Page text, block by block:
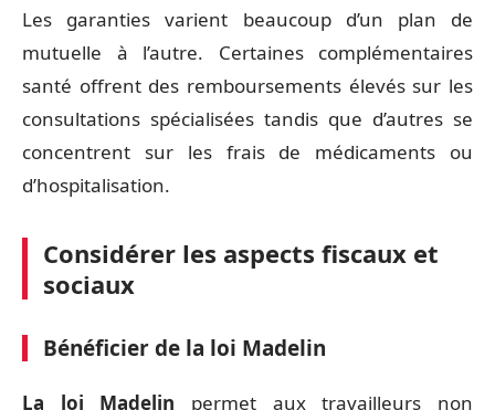
Les garanties varient beaucoup d’un plan de
mutuelle à l’autre. Certaines complémentaires
santé offrent des remboursements élevés sur les
consultations spécialisées tandis que d’autres se
concentrent sur les frais de médicaments ou
d’hospitalisation.
Considérer les aspects fiscaux et
sociaux
Bénéficier de la loi Madelin
La loi Madelin permet aux travailleurs non